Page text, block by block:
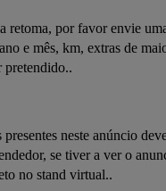
retoma, por favor envie
e mês, km, extras de
pretendido..
neste anúncio
se tiver a ver o
no stand virtual..